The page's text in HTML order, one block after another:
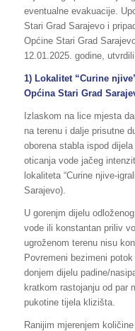
eventualne evakuacije.
Stari Grad Sarajevo i
Općine Stari Grad
12.01.2025. godine,
1) Lokalitet “Curine
Općina Stari Grad
Izlaskom na lice mjesta
na terenu i dalje prisutne
oborena stabla ispod
oticanja vode jačeg
lokaliteta “Curine njive-
Sarajevo).
U gorenjm dijelu
vode ili konstantan priliv
ugroženom terenu nisu
Povremeni bezimeni
donjem dijelu padine/
kratkom rastojanju od par
pukotine tijela klizišta.
Ranijim mjerenjem